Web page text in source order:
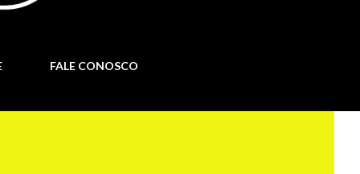
FALE CONOSCO